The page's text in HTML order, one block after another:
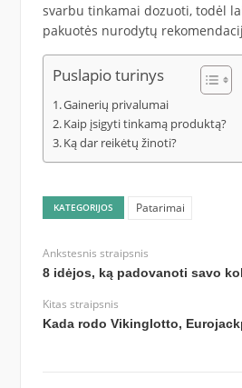
svarbu tinkamai dozuoti, todėl
pakuotės nurodytų
Puslapio turinys
Gainerių privalumai
Kaip įsigyti tinkamą produktą?
Ką dar reikėtų žinoti?
KATEGORIJOS Patarimai
Ankstesnis straipsnis
8 idėjos, ką padovanoti savo
Kitas straipsnis
Kada rodo Vikinglotto,